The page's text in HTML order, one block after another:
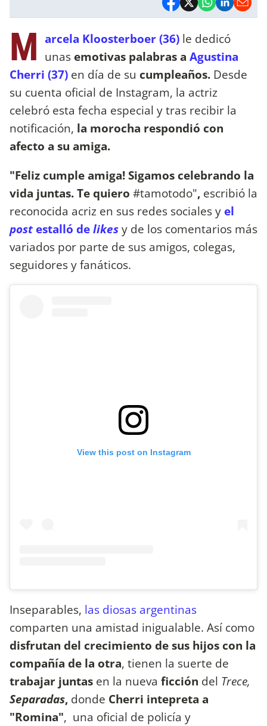
M arcela Kloosterboer (36) le dedicó
unas emotivas palabras a Agustina
Cherri (37) en día de su cumpleaños. Desde
su cuenta oficial de Instagram, la actriz
celebró esta fecha especial y tras recibir la
notificación, la morocha respondió con
afecto a su amiga.
"Feliz cumple amiga! Sigamos celebrando la
vida juntas. Te quiero #tamotodo", escribió la
reconocida acriz en sus redes sociales y el
post estalló delikesy de los comentarios más
variados por parte de sus amigos, colegas,
seguidores y fanáticos.
View this post on Instagram
Inseparables, las diosas argentinas
comparten una amistad inigualable. Así como
disfrutan del crecimiento de sus hijos con la
compañía de la otra, tienen la suerte de
trabajar juntas en la nueva ficción del Trece,
Separadas, donde Cherri intepreta a
"Romina", una oficial de policía y